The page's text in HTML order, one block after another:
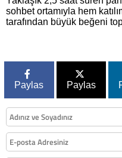
sohbet ortamıyla hem
tarafından büyük beğeni
Paylas Paylas